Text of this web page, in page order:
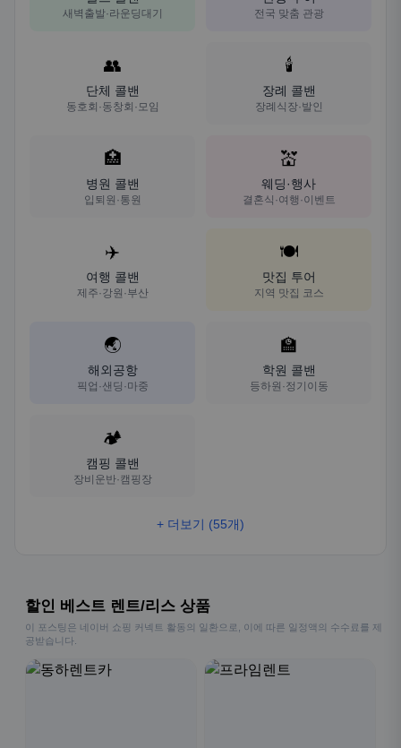
새벽출발·라운딩대기 전국 맞춤 관광
👥
단체 콜밴
동호회·동창회·모임
🕯️
장례 콜밴
장례식장·발인
🏥
병원 콜밴
입퇴원·통원
💒
웨딩·행사
결혼식·여행·이벤트
✈️
여행 콜밴
제주·강원·부산
🍽️
맛집 투어
지역 맛집 코스
🌏
해외공항
픽업·샌딩·마중
🏫
학원 콜밴
등하원·정기이동
🏕️
캠핑 콜밴
장비운반·캠핑장
+ 더보기 (55개)
할인 베스트 렌트/리스 상품
이 포스팅은 네이버 쇼핑 커넥트 활동의 일환으로, 이에 따른 일정액의 수수료를 제
공받습니다.